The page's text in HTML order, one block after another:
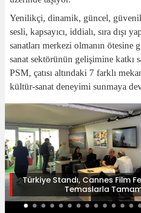
Yenilikçi, dinamik, güncel,
sesli, kapsayıcı, iddialı, sıra dışı
sanatları merkezi olmanın ötesine
sanat sektörünün gelişimine katkı
PSM, çatısı altındaki 7 farklı
kültür-sanat deneyimi sunmaya
Türkiye Standı, Cannes Film
Temaslarla